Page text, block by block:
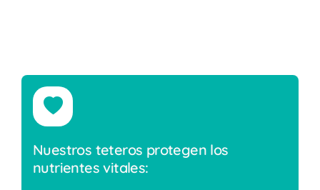
Nuestros teteros protegen los
nutrientes vitales: